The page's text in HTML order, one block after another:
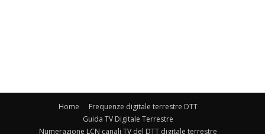
Home
Frequenze digitale terrestre DTT
Guida TV Digitale Terrestre
Numerazione LCN canali TV del DTT digitale terrestre